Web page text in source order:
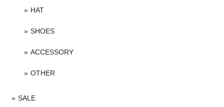
HAT
SHOES
ACCESSORY
OTHER
SALE